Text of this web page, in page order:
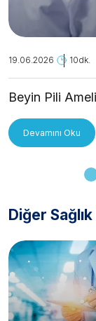
19.06.2026 10dk.
Beyin Pili
Devamını Oku
Diğer